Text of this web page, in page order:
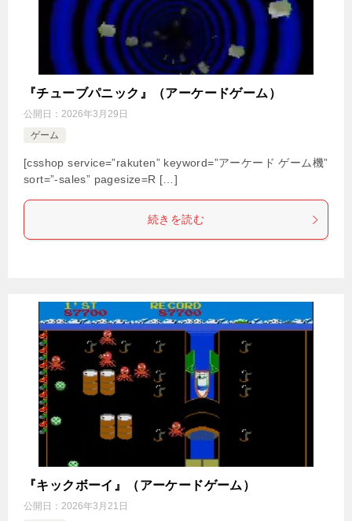
『チューブパニック』（アーケードゲーム）
公開日： 2026年3月29日
ゲーム
[csshop service=”rakuten” keyword=”アーケード ゲーム機”
sort=”-sales” pagesize=R […]
続きを読む
『キックボーイ』（アーケードゲーム）
公開日： 2026年3月21日